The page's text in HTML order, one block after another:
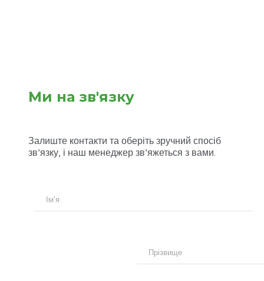
Ми на зв'язку
Залиште контакти та оберіть зручний спосіб
зв’язку, і наш менеджер зв’яжеться з вами.